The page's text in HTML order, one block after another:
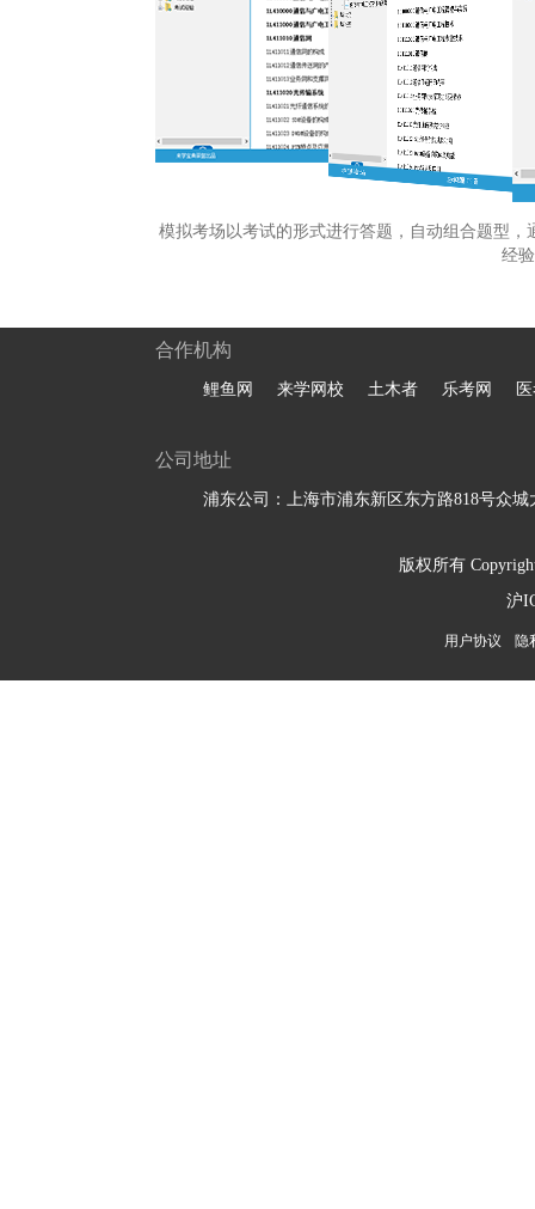
模拟考场以考试的形式进行答题，自动组合题型
经
合作机构
鲤鱼网 来学网校 土木者 乐考网
公司地址
浦东公司：上海市浦东新区东方路818号众城
版权所有
沪
用户协议 隐